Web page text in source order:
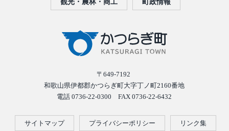
観光・農林・商工 町政情報
〒649-7192
和歌山県伊都郡かつらぎ町大字丁ノ町2160番地
電話 0736-22-0300 FAX 0736-22-6432
サイトマップ プライバシーポリシー リンク集